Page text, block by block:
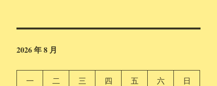
2026 年 8 月
一 二 三 四 五 六
日